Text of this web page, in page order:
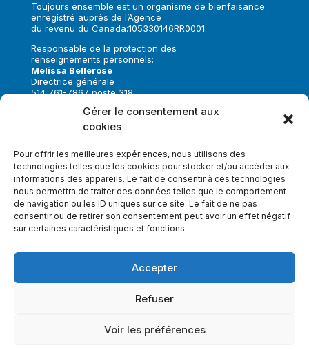
Gérer le consentement aux
cookies
Pour offrir les meilleures expériences, nous utilisons des
technologies telles que les cookies pour stocker et/ou accéder aux
informations des appareils. Le fait de consentir à ces technologies
nous permettra de traiter des données telles que le comportement
de navigation ou les ID uniques sur ce site. Le fait de ne pas
consentir ou de retirer son consentement peut avoir un effet négatif
sur certaines caractéristiques et fonctions.
Accepter
Refuser
Voir les préférences
Toujours ensemble est un organisme de bienfaisance
enregistré auprès de l’Agence
du revenu du Canada:105330146RR0001
Responsable de la protection des
renseignements personnels:
Melissa Bellerose
Directrice générale
514 761-7867 poste 318
Faire un don
Inscrivez-vous à notre infolettre